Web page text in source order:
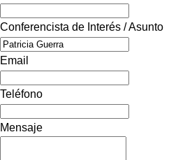
Conferencista de Interés / Asunto
Email
Teléfono
Mensaje